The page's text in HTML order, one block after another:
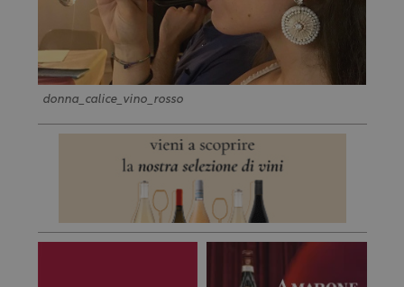
donna_calice_vino_rosso